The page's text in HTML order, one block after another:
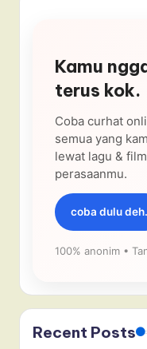
Kamu
terus kok.
Coba curhat
semua yang
lewat lagu &
perasaanmu.
coba dulu deh.
100% anonim •
Recent Posts